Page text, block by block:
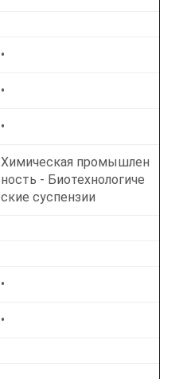
•
•
•
Химическая промышлен
ность - Биотехнологиче
ские суспензии
•
•